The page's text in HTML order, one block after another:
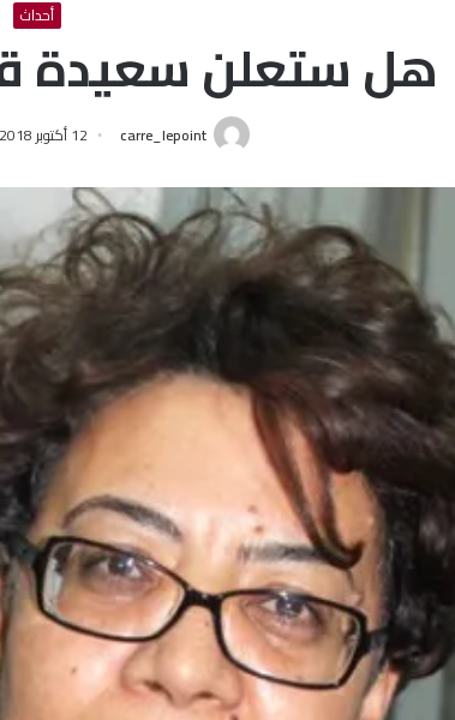
أحداث
هل ستعلن سعيدة
carre_lepoint 12 أكتوبر 2018